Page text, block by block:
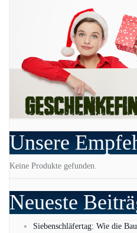
Unsere
Keine Produkte gefunden.
Neueste
Siebenschläfertag: Wie die